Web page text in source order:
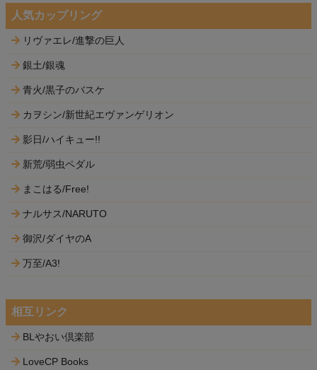
人気カップリング
リヴァエレ/進撃の巨人
銀土/銀魂
青火/黒子のバスケ
カヲシン/新世紀エヴァンゲリオン
影日/ハイキュー!!
新荒/弱虫ペダル
まこはる/Free!
ナルサス/NARUTO
御沢/ダイヤのA
万至/A3!
相互リンク
BLやおい倶楽部
LoveCP Books